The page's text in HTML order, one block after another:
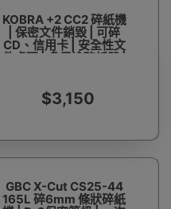
KOBRA +2 CC2 碎紙機
| 保密文件銷毀 | 可碎
CD、信用卡 | 安全性文
件處理 | 多用途碎紙器 |
$3,150
GBC X-Cut CS25-44
165L 碎6mm 條狀碎紙